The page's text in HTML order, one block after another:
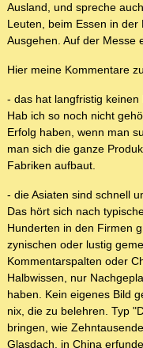
Ausland, und spreche
Leuten, beim Essen in
Ausgehen. Auf der Messe
Hier meine Kommentare
- das hat langfristig keinen
Hab ich so noch nicht
Erfolg haben, wenn man
man sich die ganze
Fabriken aufbaut.
- die Asiaten sind schnell
Das hört sich nach
Hunderten in den Firmen
zynischen oder lustig
Kommentarspalten oder
Halbwissen, nur
haben. Kein eigenes Bild
nix, die zu belehren. Typ
bringen, wie
Glasdach, in China